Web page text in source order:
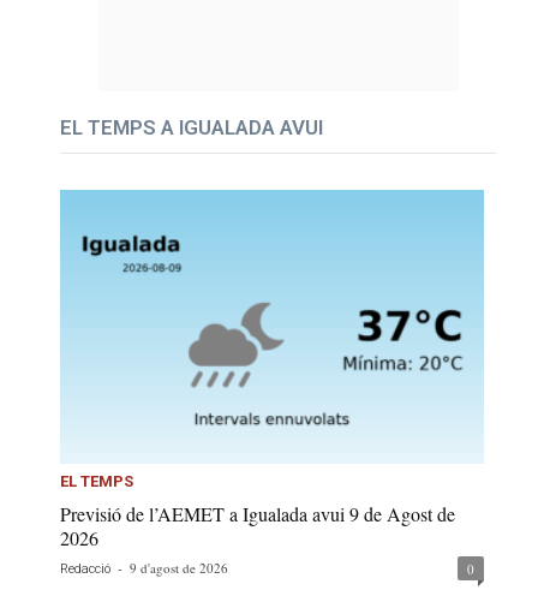
EL TEMPS A IGUALADA AVUI
EL TEMPS
Previsió de l’AEMET a Igualada avui 9 de Agost de
2026
Redacció - 9 d'agost de 2026 0